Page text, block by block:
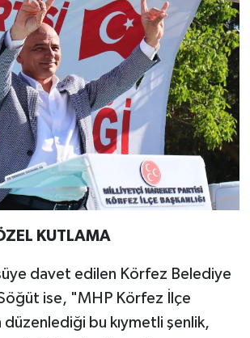
KUTLAMA
davet edilen Körfez Belediye
Söğüt ise, "MHP Körfez İlçe
düzenlediği bu kıymetli şenlik,